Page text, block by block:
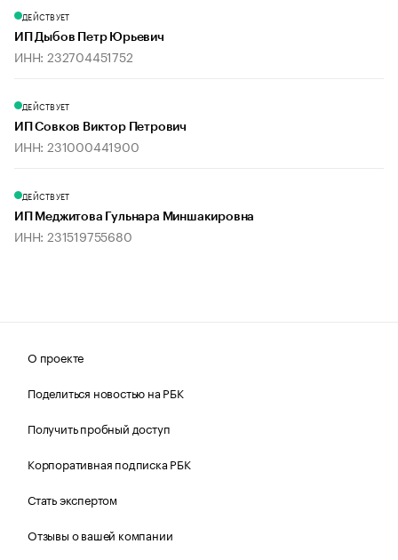
ДЕЙСТВУЕТ
ИП Дыбов Петр Юрьевич
ИНН: 232704451752
ДЕЙСТВУЕТ
ИП Совков Виктор Петрович
ИНН: 231000441900
ДЕЙСТВУЕТ
ИП Меджитова Гульнара Миншакировна
ИНН: 231519755680
О проекте
Поделиться новостью на РБК
Получить пробный доступ
Корпоративная подписка РБК
Стать экспертом
Отзывы о вашей компании